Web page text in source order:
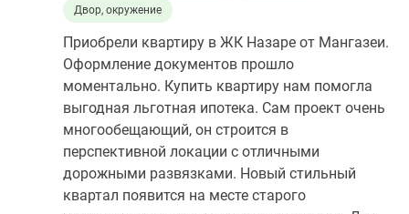
Двор, окружение
Приобрели квартиру в ЖК Назаре от Мангазеи.
Оформление документов прошло
моментально. Купить квартиру нам помогла
выгодная льготная ипотека. Сам проект очень
многообещающий, он строится в
перспективной локации с отличными
дорожными развязками. Новый стильный
квартал появится на месте старого